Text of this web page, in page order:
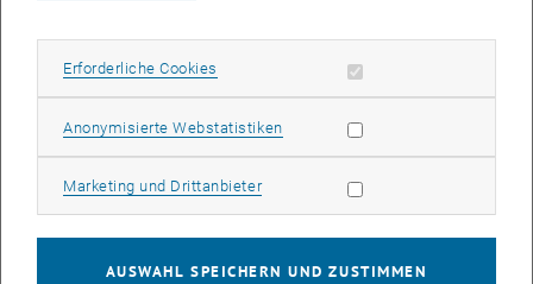
Die Vereinbarkeitsbeauftragte arbeitet im Auftrag des Rektorats im
Best Practice Club an der Weiterentwicklung dieser Standards mit.
Im Dezember letzten Jahres ist die TU Wien dem Netzwerk
Partnerunternehmen/Hochschulen lernen, bzw. selbst als Best
Erforderliche Cookies Erforderliche Cookies zulassen
Anonymisierte WebstatistikenStatistik Cookies zulassen
Marketing und DrittanbieterMarketing Cookies zulassen
AUSWAHL SPEICHERN UND ZUSTIMMEN